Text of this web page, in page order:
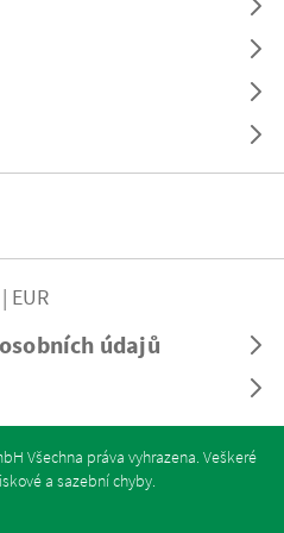
údajů
EUR
Všechna práva vyhrazena. Veškeré
a sazební chyby.